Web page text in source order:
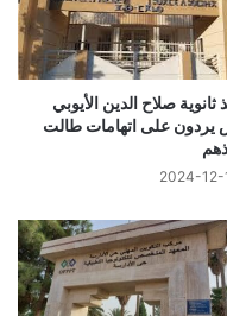
ثانوية صلاح الدين الأيوبي
يردون على اتهامات طالت
2024-12-